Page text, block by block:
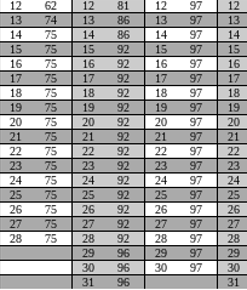
12 62 12 81 12 97 12
13 74 13 86 13 97 13
14 75 14 86 14 97 14
15 75 15 92 15 97 15
16 75 16 92 16 97 16
17 75 17 92 17 97 17
18 75 18 92 18 97 18
19 75 19 92 19 97 19
20 75 20 92 20 97 20
21 75 21 92 21 97 21
22 75 22 92 22 97 22
23 75 23 92 23 97 23
24 75 24 92 24 97 24
25 75 25 92 25 97 25
26 75 26 92 26 97 26
27 75 27 92 27 97 27
28 75 28 92 28 97 28
29 96 29 97 29
30 96 30 97 30
31 96 31